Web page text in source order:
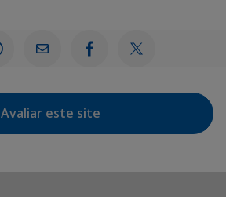
Avaliar este site